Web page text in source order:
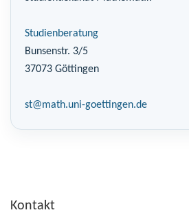
Studienberatung
Bunsenstr. 3/5
37073 Göttingen
st@math.uni-goettingen.de
Kontakt